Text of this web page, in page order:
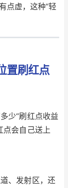
点虚，这种“轻
置刷红点
少“刷红点收益
点会自己送上
、发射区，还